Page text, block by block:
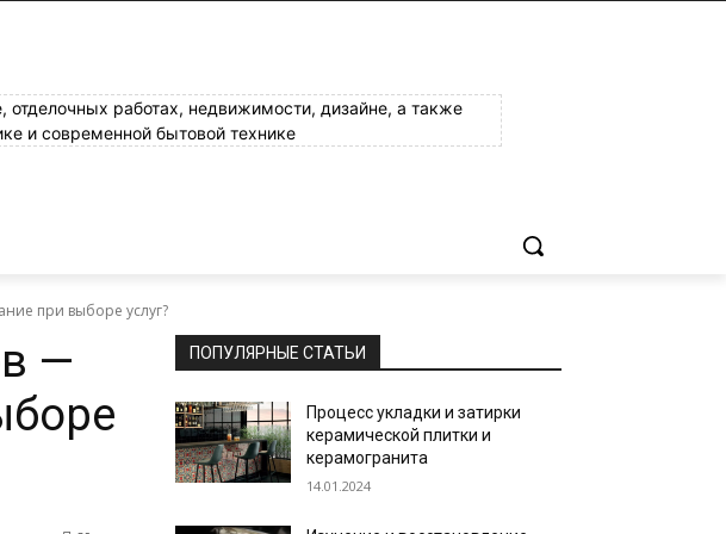
отделочных работах, недвижимости, дизайне, а также
и современной бытовой технике
при выборе услуг?
—
ПОПУЛЯРНЫЕ СТАТЬИ
Процесс укладки и затирки
керамической плитки и
керамогранита
14.01.2024